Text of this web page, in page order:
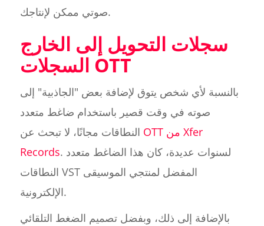
صوتي ممكن لإنتاجك.
سجلات التحويل إلى الخارج
السجلات OTT
بالنسبة لأي شخص يتوق لإضافة بعض "الجاذبية" إلى
صوته في وقت قصير باستخدام ضاغط متعدد
OTT من Xfer
Records. لسنوات عديدة، كان هذا الضاغط متعدد
النطاقات VST المفضل لمنتجي الموسيقى
الإلكترونية.
بالإضافة إلى ذلك، وبفضل تصميم الضغط التلقائي